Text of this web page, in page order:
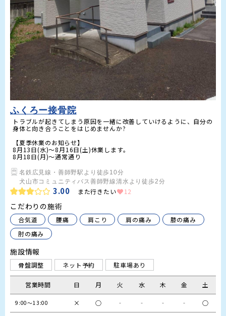
ふくろー接骨院
トラブルが起きてしまう原因を一緒に改善していけるように、自分の
身体と向き合うことをはじめませんか?
【夏季休業のお知らせ】
8月13日(水)～8月16日(土)休業します。
8月18日(月)～通常通り
名鉄広見線・善師野駅より徒歩10分
犬山市コミュニティバス善師野線清水より徒歩2分
3.00 また行きたい 12
こだわりの施術
合気道 腰痛 肩こり 肩の痛み
膝の痛み
肘の痛み
施設情報
骨盤調整 ネット予約 駐車場あり
営業時間 日 月 火 水 木 金 土
9:00〜13:00 × ○ ‐ ‐ ‐ ‐ ○